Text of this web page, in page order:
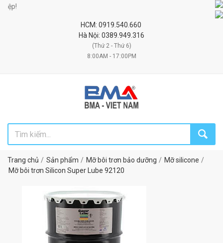
HCM: 0919.540.660
Hà Nội: 0389.949.316
(Thứ 2 - Thứ 6)
8:00AM - 17:00PM
Trang chủ Sản phẩm Mỡ bôi trơn bảo dưỡng
Mỡ silicone
Mỡ bôi trơn Silicon Super Lube 92120